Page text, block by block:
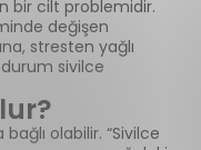
bir cilt problemidir.
değişen
stresten yağlı
sivilce
olabilir. “Sivilce